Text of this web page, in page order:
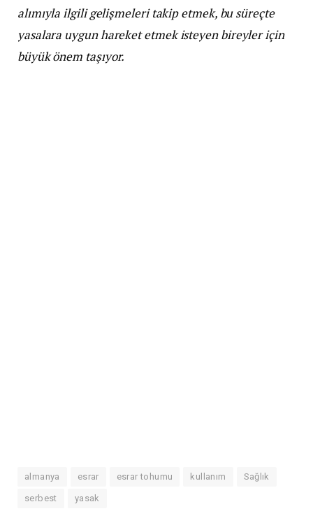
alımıyla ilgili gelişmeleri takip etmek, bu süreçte
yasalara uygun hareket etmek isteyen bireyler için
büyük önem taşıyor.
almanya esrar esrar tohumu kullanım Sağlık
serbest yasak